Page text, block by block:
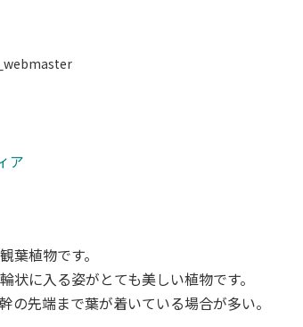
ア
葉植物です。
に入る姿がとても美しい植物です。
先端まで葉が着いている場合が多い。